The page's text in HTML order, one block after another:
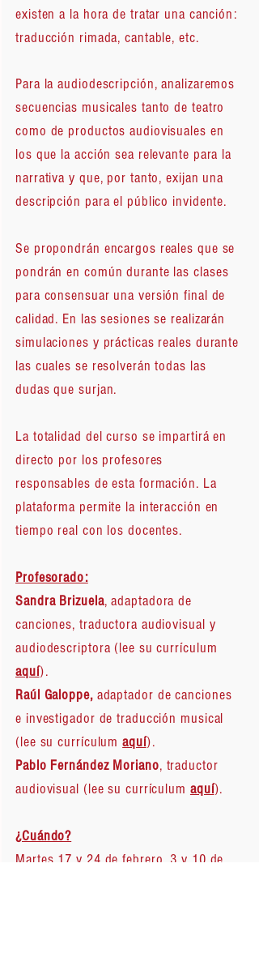
existen a la hora de tratar una canción:
traducción rimada, cantable, etc.
Para la audiodescripción, analizaremos
secuencias musicales tanto de teatro
como de productos audiovisuales en
los que la acción sea relevante para la
narrativa y que, por tanto, exijan una
descripción para el público invidente.
Se propondrán encargos reales que se
pondrán en común durante las clases
para consensuar una versión final de
calidad. En las sesiones se realizarán
simulaciones y prácticas reales durante
las cuales se resolverán todas las
dudas que surjan.
La totalidad del curso se impartirá en
directo por los profesores
responsables de esta formación. La
plataforma permite la interacción en
tiempo real con los docentes.
Profesorado:
Sandra Brizuela, adaptadora de
canciones, traductora audiovisual y
audiodescriptora (lee su currículum
aquí).
Raúl Galoppe, adaptador de canciones
e investigador de traducción musical
(lee su currículumaquí).
Pablo Fernández Moriano, traductor
audiovisual (lee su currículum aquí).
¿Cuándo?
Martes 17 y 24 de febrero, 3 y 10 de